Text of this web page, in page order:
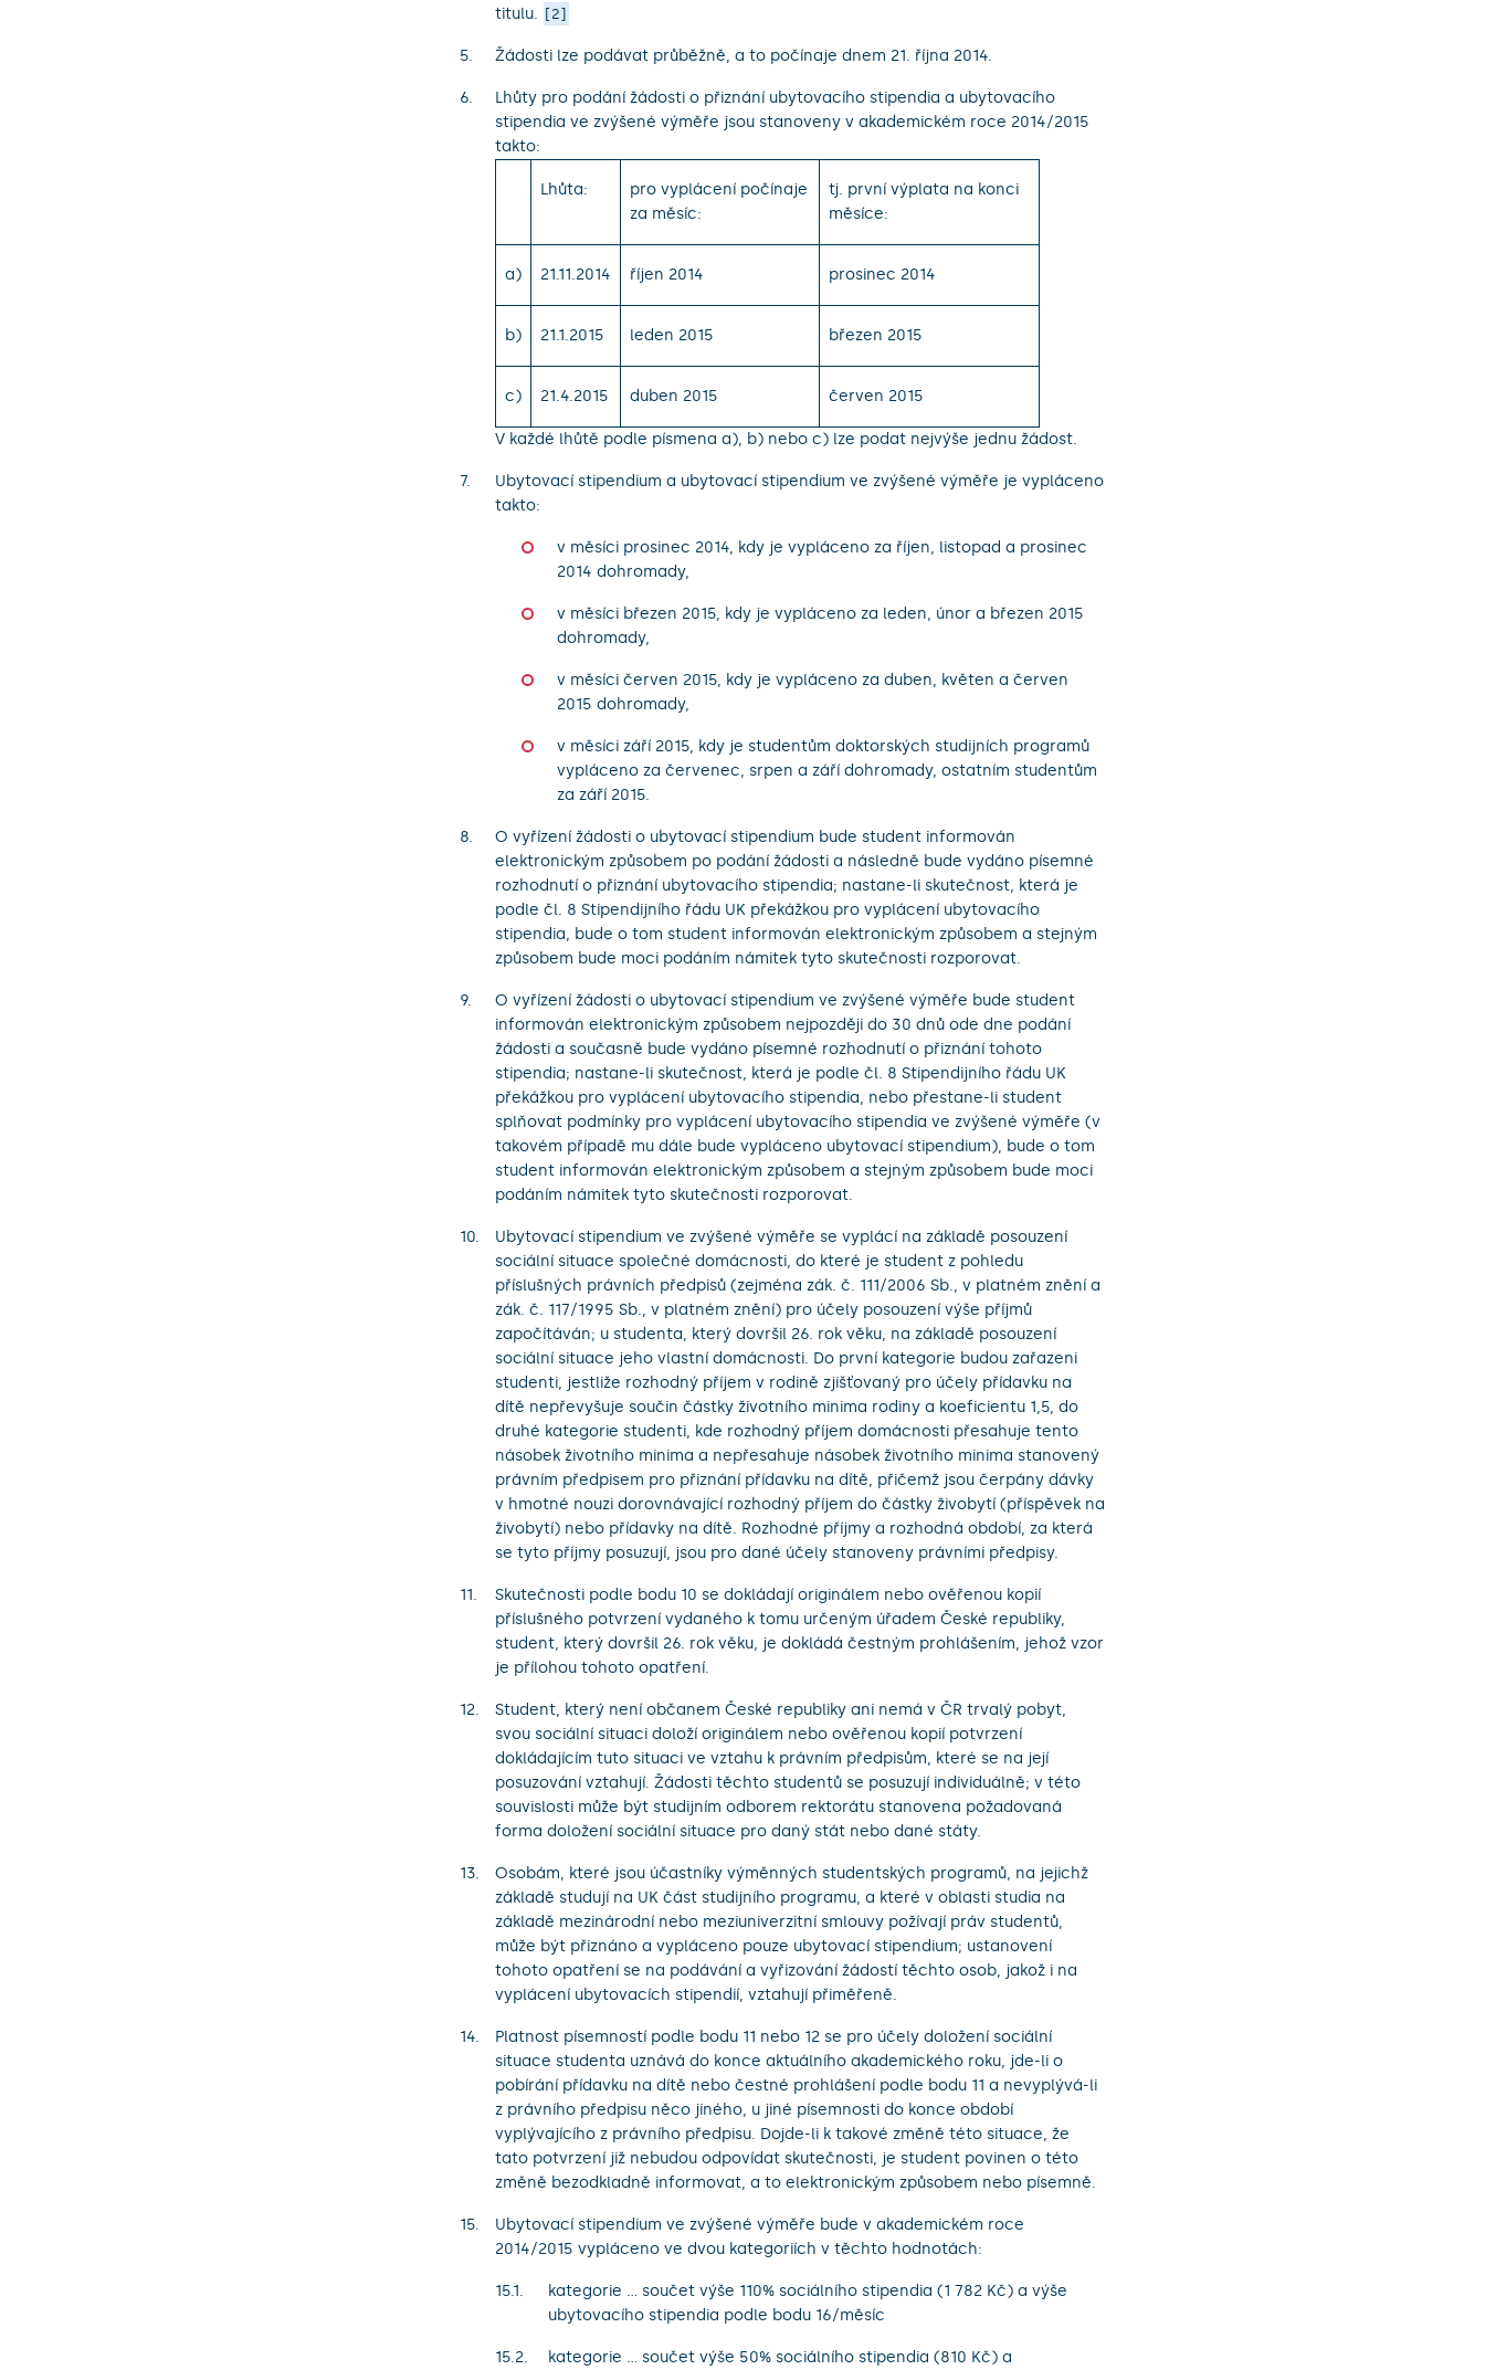
titulu.
2
Žádosti lze podávat průběžně, a to počínaje dnem 21. října 2014.
Lhůty pro podání žádosti o přiznání ubytovacího stipendia a ubytovacího
stipendia ve zvýšené výměře jsou stanoveny v akademickém roce 2014/2015
takto:
Lhůta:
pro vyplácení počínaje
za měsíc:
tj. první výplata na konci
měsíce:
a) 21.11.2014 říjen 2014 prosinec 2014
b) 21.1.2015 leden 2015 březen 2015
c) 21.4.2015 duben 2015 červen 2015
V každé lhůtě podle písmena a), b) nebo c) lze podat nejvýše jednu žádost.
Ubytovací stipendium a ubytovací stipendium ve zvýšené výměře je vypláceno
takto:
v měsíci prosinec 2014, kdy je vypláceno za říjen, listopad a prosinec
2014 dohromady,
v měsíci březen 2015, kdy je vypláceno za leden, únor a březen 2015
dohromady,
v měsíci červen 2015, kdy je vypláceno za duben, květen a červen
2015 dohromady,
v měsíci září 2015, kdy je studentům doktorských studijních programů
vypláceno za červenec, srpen a září dohromady, ostatním studentům
za září 2015.
O vyřízení žádosti o ubytovací stipendium bude student informován
elektronickým způsobem po podání žádosti a následně bude vydáno písemné
rozhodnutí o přiznání ubytovacího stipendia; nastane-li skutečnost, která je
podle čl. 8 Stipendijního řádu UK překážkou pro vyplácení ubytovacího
stipendia, bude o tom student informován elektronickým způsobem a stejným
způsobem bude moci podáním námitek tyto skutečnosti rozporovat.
O vyřízení žádosti o ubytovací stipendium ve zvýšené výměře bude student
informován elektronickým způsobem nejpozději do 30 dnů ode dne podání
žádosti a současně bude vydáno písemné rozhodnutí o přiznání tohoto
stipendia; nastane-li skutečnost, která je podle čl. 8 Stipendijního řádu UK
překážkou pro vyplácení ubytovacího stipendia, nebo přestane-li student
splňovat podmínky pro vyplácení ubytovacího stipendia ve zvýšené výměře (v
takovém případě mu dále bude vypláceno ubytovací stipendium), bude o tom
student informován elektronickým způsobem a stejným způsobem bude moci
podáním námitek tyto skutečnosti rozporovat.
Ubytovací stipendium ve zvýšené výměře se vyplácí na základě posouzení
sociální situace společné domácnosti, do které je student z pohledu
příslušných právních předpisů (zejména zák. č. 111/2006 Sb., v platném znění a
zák. č. 117/1995 Sb., v platném znění) pro účely posouzení výše příjmů
započítáván; u studenta, který dovršil 26. rok věku, na základě posouzení
sociální situace jeho vlastní domácnosti. Do první kategorie budou zařazeni
studenti, jestliže rozhodný příjem v rodině zjišťovaný pro účely přídavku na
dítě nepřevyšuje součin částky životního minima rodiny a koeficientu 1,5, do
druhé kategorie studenti, kde rozhodný příjem domácnosti přesahuje tento
násobek životního minima a nepřesahuje násobek životního minima stanovený
právním předpisem pro přiznání přídavku na dítě, přičemž jsou čerpány dávky
v hmotné nouzi dorovnávající rozhodný příjem do částky živobytí (příspěvek na
živobytí) nebo přídavky na dítě. Rozhodné příjmy a rozhodná období, za která
se tyto příjmy posuzují, jsou pro dané účely stanoveny právními předpisy.
Skutečnosti podle bodu 10 se dokládají originálem nebo ověřenou kopií
příslušného potvrzení vydaného k tomu určeným úřadem České republiky,
student, který dovršil 26. rok věku, je dokládá čestným prohlášením, jehož vzor
je přílohou tohoto opatření.
Student, který není občanem České republiky ani nemá v ČR trvalý pobyt,
svou sociální situaci doloží originálem nebo ověřenou kopií potvrzení
dokládajícím tuto situaci ve vztahu k právním předpisům, které se na její
posuzování vztahují. Žádosti těchto studentů se posuzují individuálně; v této
souvislosti může být studijním odborem rektorátu stanovena požadovaná
forma doložení sociální situace pro daný stát nebo dané státy.
Osobám, které jsou účastníky výměnných studentských programů, na jejichž
základě studují na UK část studijního programu, a které v oblasti studia na
základě mezinárodní nebo meziuniverzitní smlouvy požívají práv studentů,
může být přiznáno a vypláceno pouze ubytovací stipendium; ustanovení
tohoto opatření se na podávání a vyřizování žádostí těchto osob, jakož i na
vyplácení ubytovacích stipendií, vztahují přiměřeně.
Platnost písemností podle bodu 11 nebo 12 se pro účely doložení sociální
situace studenta uznává do konce aktuálního akademického roku, jde-li o
pobírání přídavku na dítě nebo čestné prohlášení podle bodu 11 a nevyplývá-li
z právního předpisu něco jiného, u jiné písemnosti do konce období
vyplývajícího z právního předpisu. Dojde-li k takové změně této situace, že
tato potvrzení již nebudou odpovídat skutečnosti, je student povinen o této
změně bezodkladně informovat, a to elektronickým způsobem nebo písemně.
Ubytovací stipendium ve zvýšené výměře bude v akademickém roce
2014/2015 vypláceno ve dvou kategoriích v těchto hodnotách:
kategorie … součet výše 110% sociálního stipendia (1 782 Kč) a výše
ubytovacího stipendia podle bodu 16/měsíc
kategorie … součet výše 50% sociálního stipendia (810 Kč) a